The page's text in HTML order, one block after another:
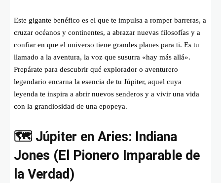
Este gigante benéfico es el que te impulsa a romper barreras, a
cruzar océanos y continentes, a abrazar nuevas filosofías y a
confiar en que el universo tiene grandes planes para ti. Es tu
llamado a la aventura, la voz que susurra «hay más allá».
Prepárate para descubrir qué explorador o aventurero
legendario encarna la esencia de tu Júpiter, aquel cuya
leyenda te inspira a abrir nuevos senderos y a vivir una vida
con la grandiosidad de una epopeya.
🗺️ Júpiter en Aries: Indiana
Jones (El Pionero Imparable de
la Verdad)